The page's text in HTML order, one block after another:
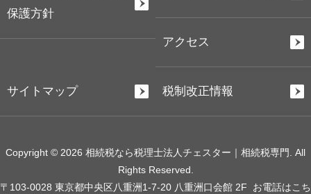
保護方針
アクセス
サイトマップ 税制改正情報
Copyright © 2026 相続税なら税理士法人チェスター｜相続税専門. All
Rights Reserved.
〒103-0028 東京都中央区八重洲1-7-20 八重洲口会館 2F お電話はこち